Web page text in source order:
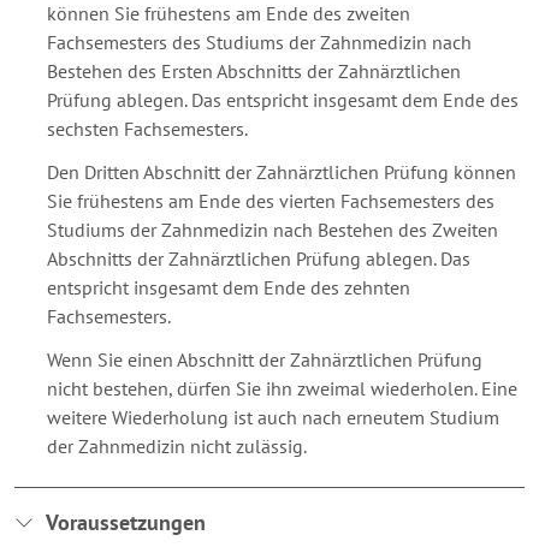
können Sie frühestens am Ende des zweiten
Fachsemesters des Studiums der Zahnmedizin nach
Bestehen des Ersten Abschnitts der Zahnärztlichen
Prüfung ablegen. Das entspricht insgesamt dem Ende des
sechsten Fachsemesters.
Den Dritten Abschnitt der Zahnärztlichen Prüfung können
Sie frühestens am Ende des vierten Fachsemesters des
Studiums der Zahnmedizin nach Bestehen des Zweiten
Abschnitts der Zahnärztlichen Prüfung ablegen. Das
entspricht insgesamt dem Ende des zehnten
Fachsemesters.
Wenn Sie einen Abschnitt der Zahnärztlichen Prüfung
nicht bestehen, dürfen Sie ihn zweimal wiederholen. Eine
weitere Wiederholung ist auch nach erneutem Studium
der Zahnmedizin nicht zulässig.
Voraussetzungen